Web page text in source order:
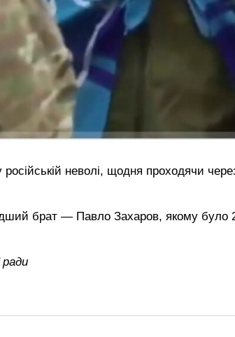
неволі, щодня проходячи
брат — Павло Захаров, якому було
ради